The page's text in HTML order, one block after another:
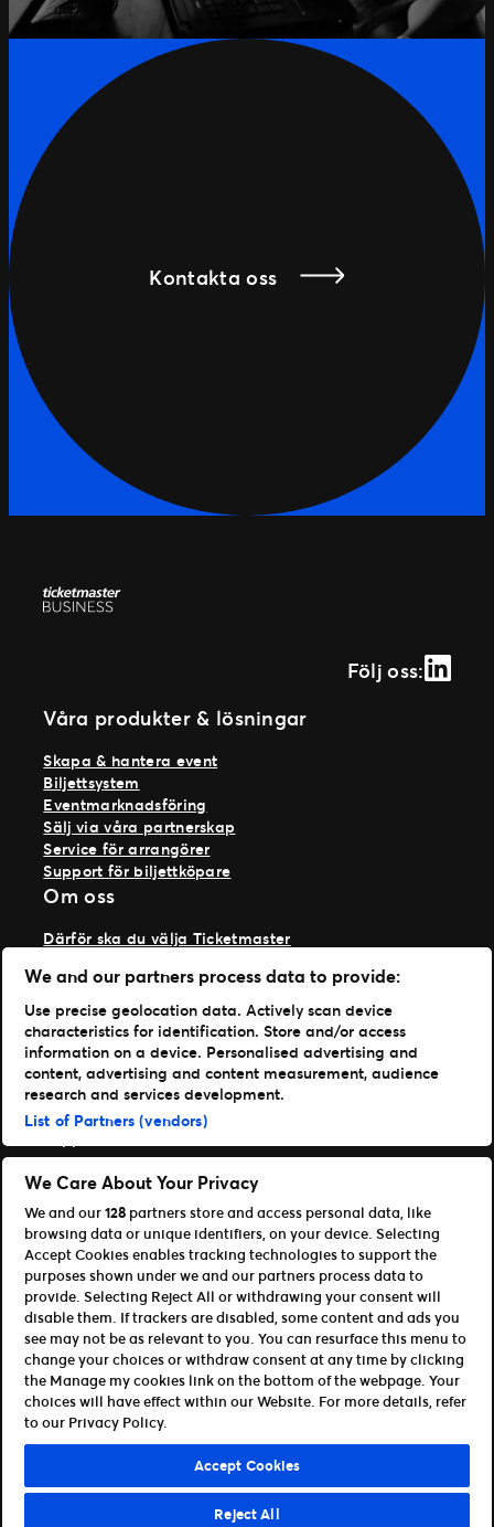
Kontakta oss
Följ oss:
Våra produkter & lösningar
Skapa & hantera event
Biljettsystem
Eventmarknadsföring
Sälj via våra partnerskap
Service för arrangörer
Support för biljettköpare
Om oss
Därför ska du välja Ticketmaster
Vi på Ticketmaster
Vår historia
Jobba hos oss
Materialspecifikationer
Läs mer
Nyheter
Logga in på TM1
Content Hub
Våra appar
Ticketmaster
TM1 Reports
Partnerskap & Affiliates
Bli affiliate / partner
För utvecklare (API och SDK)
Privacy Policy Cookie Policy
Manage my cookies and ad choices
We and our partners process data to provide:
Use precise geolocation data. Actively scan device
characteristics for identification. Store and/or access
information on a device. Personalised advertising and
content, advertising and content measurement, audience
research and services development.
List of Partners (vendors)
We Care About Your Privacy
We and our128 partners store and access personal data, like
browsing data or unique identifiers, on your device. Selecting
Accept Cookies enables tracking technologies to support the
purposes shown under we and our partners process data to
provide. Selecting Reject All or withdrawing your consent will
disable them. If trackers are disabled, some content and ads you
see may not be as relevant to you. You can resurface this menu to
change your choices or withdraw consent at any time by clicking
the Manage my cookies link on the bottom of the webpage. Your
choices will have effect within our Website. For more details, refer
to our Privacy Policy.
Accept Cookies
Reject All